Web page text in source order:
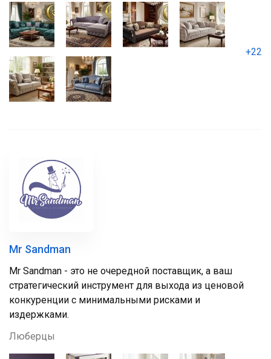
+22
Mr Sandman
Mr Sandman - это не очередной поставщик, а ваш
стратегический инструмент для выхода из ценовой
конкуренции с минимальными рисками и
издержками.
Люберцы